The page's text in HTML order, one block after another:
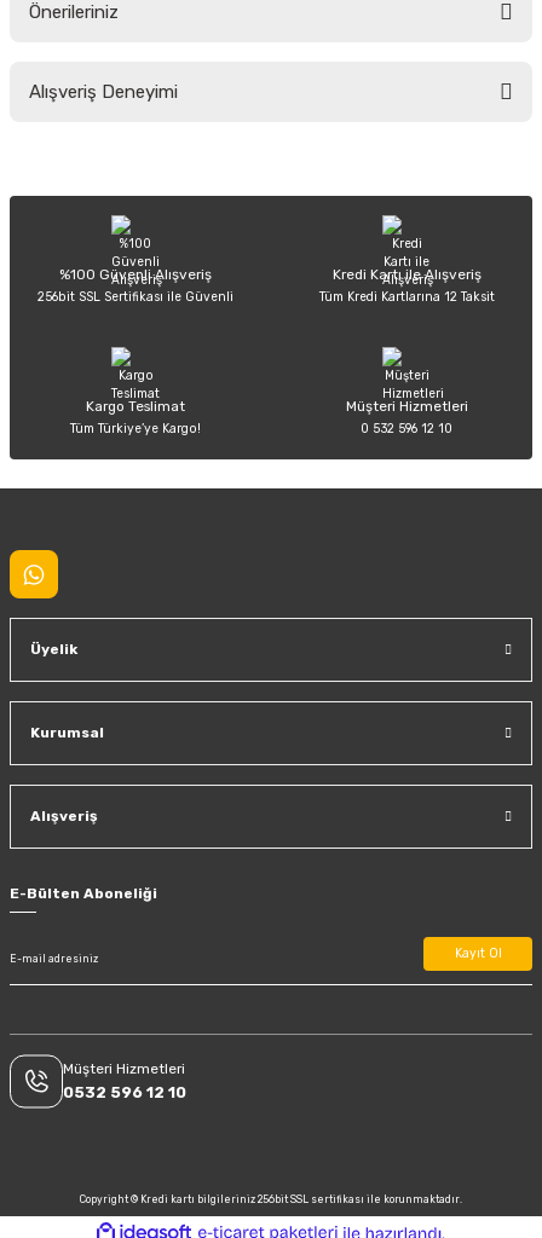
Önerileriniz
yetersiz gördüğünüz noktaları öneri formunu kullanarak tarafımıza
Ürün açıklamasında eksik bilgiler bulunuyor.
Ürün bilgilerinde hatalar bulunuyor.
Ürün fiyatı diğer sitelerden daha pahalı.
Alışveriş Deneyimi
Sitemize ilk yorumu siz yapın!
%100 Güvenli Alışveriş
256bit SSL Sertifikası ile Güvenli
Kredi Kartı ile Alışveriş
Tüm Kredi Kartlarına 12 Taksit
Kargo Teslimat
Tüm Türkiye’ye Kargo!
Müşteri Hizmetleri
0 532 596 12 10
Üyelik
Kurumsal
Alışveriş
E-Bülten Aboneliği
Kayıt Ol
Müşteri Hizmetleri
0532 596 12 10
Copyright © Kredi kartı bilgileriniz 256bit SSL sertifikası ile korunmaktadır.
ideasoft e-